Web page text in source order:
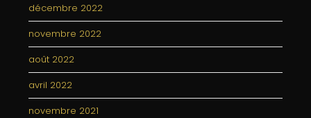
décembre 2022
novembre 2022
août 2022
avril 2022
novembre 2021